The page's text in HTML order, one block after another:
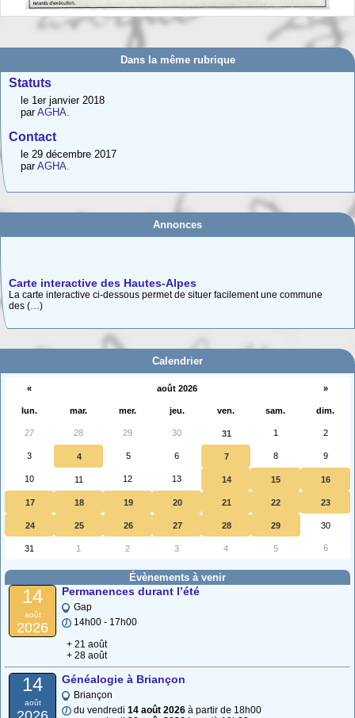
Dans la même rubrique
Statuts
le 1er janvier 2018
parAGHA.
Contact
le 29 décembre 2017
parAGHA.
Annonces
Adhésion 2026
Vous voulez adhérer, renouveler votre adhésion, vous (ré)abonner à
Provence (…)
Calendrier
« août 2026 »
lun. mar. mer. jeu. ven. sam. dim.
27 28 29 30 31 1 2
3 4 5 6 7 8 9
10 11 12 13 14 15 16
17 18 19 20 21 22 23
24 25 26 27 28 29 30
31 1 2 3 4 5 6
Évènements à venir
14
août
2026
Permanences durant l’été
Gap
14h00 - 17h00
+ 21 août
+ 28 août
14
août
Généalogie à Briançon
Briançon
du vendredi 14 août 2026 à partir de 18h00